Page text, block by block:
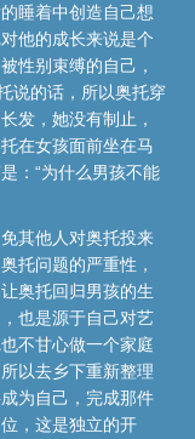
睡着中创造自己想
他的成长来说是个
性别束缚的自己，
说的话，所以奥托穿
发，她没有制止，
在女孩面前坐在马
：“为什么男孩不能
其他人对奥托投来
托问题的严重性，
奥托回归男孩的生
也是源于自己对艺
不甘心做一个家庭
以去乡下重新整理
为自己，完成那件
，这是独立的开